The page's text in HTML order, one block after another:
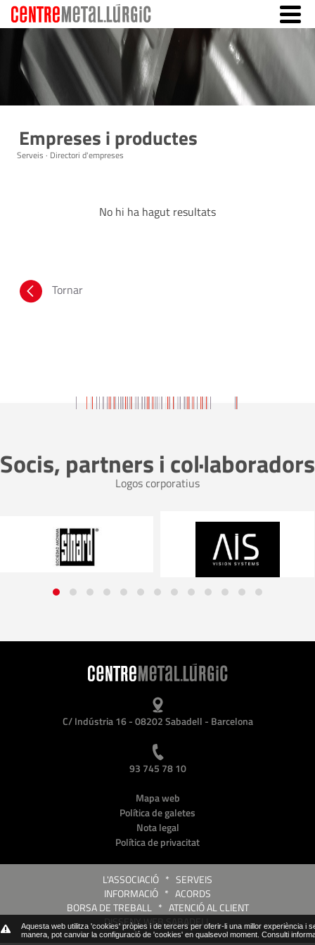
Aquesta web utilitza 'cookies' pròpies i de tercers per oferir-li una millor experiència
manera, pot canviar la configuració de 'cookies' en qualsevol moment. Consulti
Empreses i productes
Serveis · Directori d'empreses
No hi ha hagut resultats
Tornar
Socis, partners i col·laboradors
Logos corporatius
C/ Indústria 16 - 08202 Sabadell - Barcelona
93 745 78 10
Mapa web
Política de galetes
Nota legal
Política de privacitat
L'ASSOCIACIÓ * SERVEIS
INFORMACIÓ * ACORDS
BORSA DE TREBALL* ATENCIÓ AL CLIENT
DISSENY WEB SABADELL